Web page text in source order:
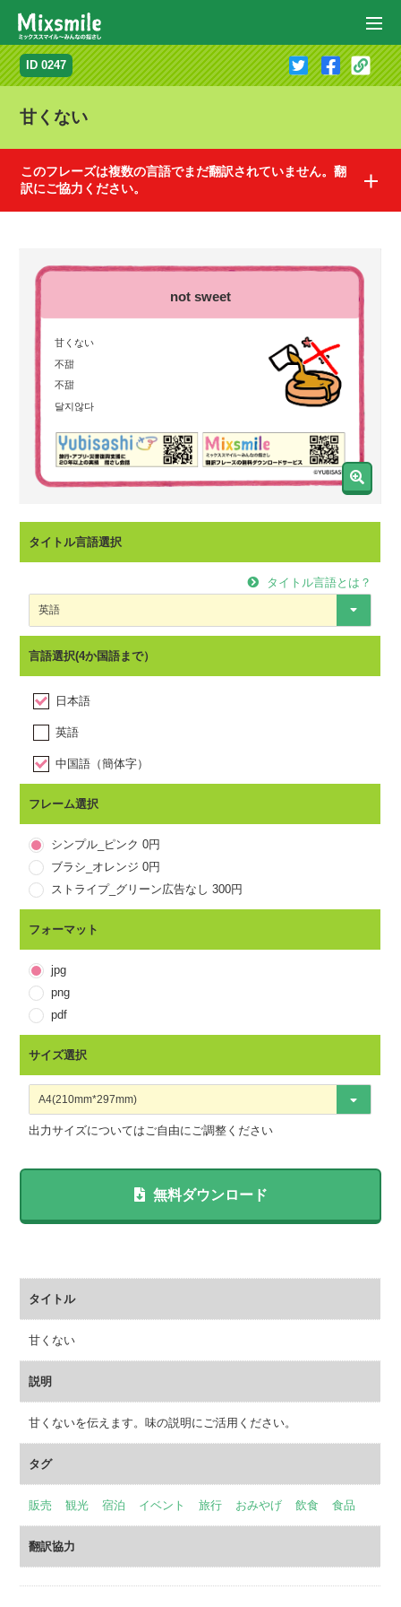
ID 0247
甘くない
このフレーズは複数の言語でまだ翻訳されていません。翻
訳にご協力ください。
フランス語 スペイン語 ドイツ語
不甜
달지않다
タイトル言語選択
タイトル言語とは？
言語選択(4か国語まで）
日本語
英語
中国語（簡体字）
韓国語
ベトナム語
フレーム選択
シンプル_ピンク 0円
ブラシ_オレンジ 0円
ストライプ_グリーン広告なし 300円
フォーマット
jpg
png
pdf
サイズ選択
出力サイズについてはご自由にご調整ください
無料ダウンロード
タイトル
甘くない
説明
甘くないを伝えます。味の説明にご活用ください。
タグ
販売 観光 宿泊 イベント 旅行 おみやげ 飲食 食品
翻訳協力